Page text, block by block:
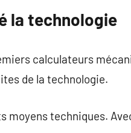
la technologie
calculateurs
de la technologie.
techniques.